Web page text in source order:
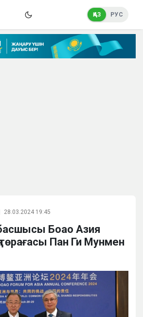
ҚАЗ РУС
28.03.2024 19:45
Боао Азия
Пан Ги Мунмен